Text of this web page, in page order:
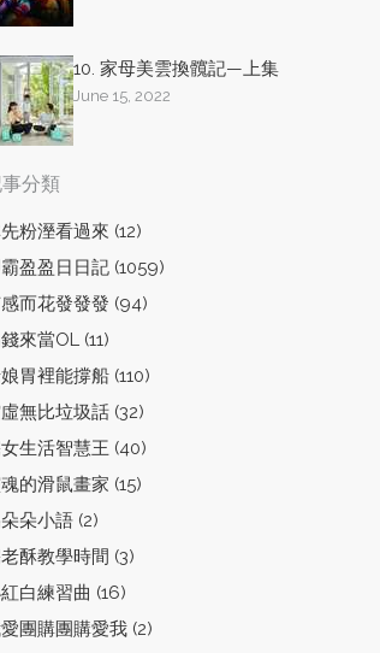
10. 家母美雲換髖記—上集
June 15, 2022
分類
粉溼看過來 (12)
盈盈日日記 (1059)
而花發發發 (94)
來當OL (11)
胃裡能撐船 (110)
無比垃圾話 (32)
生活智慧王 (40)
的滑鼠畫家 (15)
朵小語 (2)
酥教學時間 (3)
白練習曲 (16)
團購團購愛我 (2)